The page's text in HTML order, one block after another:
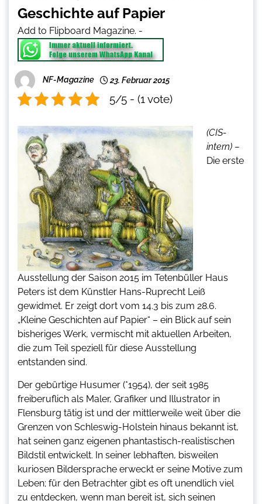
Geschichte auf Papier
Add to Flipboard Magazine. -
NF-Magazine 23. Februar 2015
5/5 - (1 vote)
(CIS-
intern) –
Die erste
Ausstellung der Saison 2015 im Tetenbüller Haus
Peters ist dem Künstler Hans-Ruprecht Leiß
gewidmet. Er zeigt dort vom 14.3 bis zum 28.6.
„Kleine Geschichten auf Papier“ – ein Blick auf sein
bisheriges Werk, vermischt mit aktuellen Arbeiten,
die zum Teil speziell für diese Ausstellung
entstanden sind.
Der gebürtige Husumer (*1954), der seit 1985
freiberuflich als Maler, Grafiker und Illustrator in
Flensburg tätig ist und der mittlerweile weit über die
Grenzen von Schleswig-Holstein hinaus bekannt ist,
hat seinen ganz eigenen phantastisch-realistischen
Bildstil entwickelt. In seiner lebhaften, bisweilen
kuriosen Bildersprache erweckt er seine Motive zum
Leben; für den Betrachter gibt es oft unendlich viel
zu entdecken, wenn man bereit ist, sich seinen